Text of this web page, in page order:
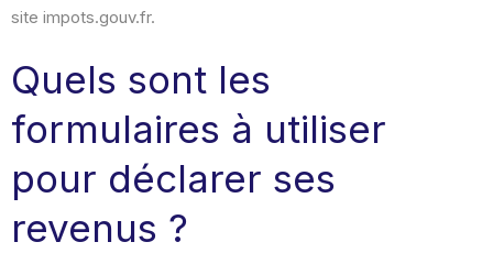
site impots.gouv.fr.
Quels sont les
formulaires à utiliser
pour déclarer ses
revenus ?